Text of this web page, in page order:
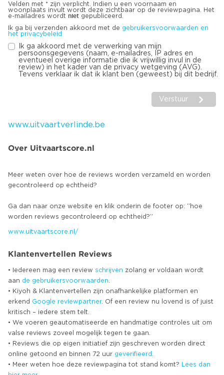
Velden met * zijn verplicht. Indien u een voornaam en
woonplaats invult wordt deze zichtbaar op de reviewpagina. Het
e-mailadres wordt niet gepubliceerd.
Ik ga bij verzenden akkoord met de gebruikersvoorwaarden en
het privacybeleid
Ik ga akkoord met de verwerking van mijn
persoonsgegevens (naam, e-mailadres, IP adres en
eventueel overige informatie die ik vrijwillig invul in de
review) in het kader van de privacy wetgeving (AVG).
Tevens verklaar ik dat ik klant ben (geweest) bij dit bedrijf.
Verstuur
www.uitvaartverlinde.be
Over Uitvaartscore.nl
Meer weten over hoe de reviews worden verzameld en worden
gecontroleerd op echtheid?
Ga dan naar onze website en klik onderin de footer op: “hoe
www.uitvaartscore.nl/
Klantenvertellen Reviews
• Iedereen mag een review schrijven zolang er voldaan wordt
aan de gebruikersvoorwaarden
• Kiyoh & Klantenvertellen zijn onafhankelijke platformen en
erkend Google reviewpartner. Of een review nu lovend is of juist
kritisch – iedere stem telt.
• We voeren geautomatiseerde en handmatige controles uit om
valse reviews zoveel mogelijk tegen te gaan.
• Reviews die op eigen initiatief zijn geschreven worden direct
online getoond en binnen 72 uur geverifieerd
• Meer weten hoe deze reviewpagina tot stand komt?
Lees dan